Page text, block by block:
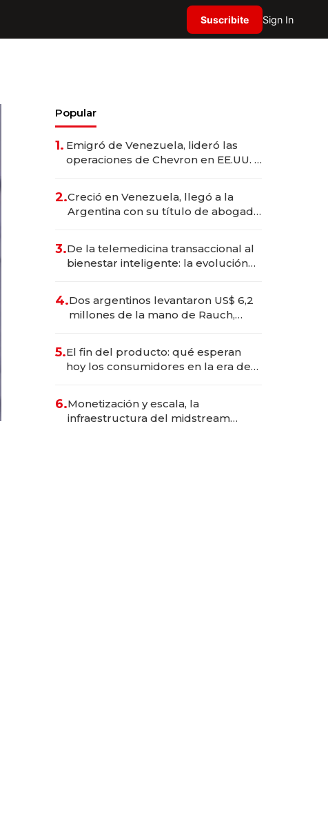
Suscribite Sign In
Popular
1. Emigró de Venezuela, lideró las
operaciones de Chevron en EE.UU. y
2.Creció en Venezuela, llegó a la
Argentina con su título de abogado
marcas "fast premium"
3.De la telemedicina transaccional al
bienestar inteligente: la evolución
4.Dos argentinos levantaron US$ 6,2
millones de la mano de Rauch,
5.El fin del producto: qué esperan
hoy los consumidores en la era de
6.Monetización y escala, la
infraestructura del midstream